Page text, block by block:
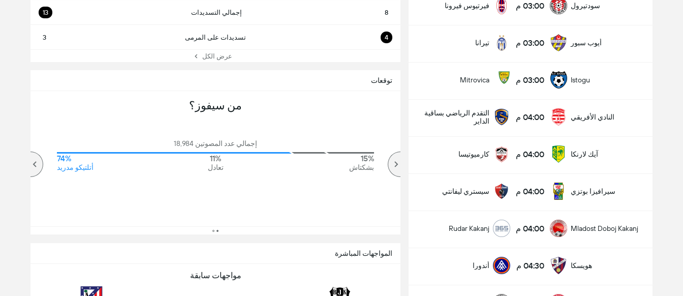
سودتيرول 03:00 م فيرتيوس فيرونا
أيوب سبور 03:00 م تيرانا
Istogu 03:00 م Mitrovica
النادي الأفريقي 04:00 م
التقدم الرياضي بساقية
الداير
آيك لارنكا 04:00 م كارميوتيسا
سيرافيزا بوتزي 04:00 م سيستري ليفانتي
Mladost Doboj Kakanj 04:00 م Rudar Kakanj
هويسكا 04:30 م أندورا
8 إجمالي التسديدات 13
4 تسديدات على المرمى 3
عرض الكل
توقعات
من سيفوز؟
إجمالي عدد المصوتين 18,984
15%
بشكتاش
11%
تعادل
74%
أتلتيكو مدريد
المواجهات المباشرة
مواجهات سابقة